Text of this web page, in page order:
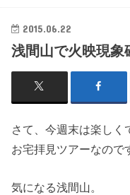
2015.06.22
浅間山で火映現象
さて、今週末は楽しく
お宅拝見ツアーなの
気になる浅間山。